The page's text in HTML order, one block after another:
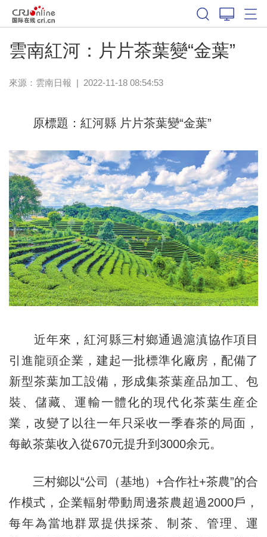
雲南紅河：片片茶葉變“金葉”
來源： 雲南日報 | 2022-11-18 08:54:53
原標題：紅河縣 片片茶葉變“金葉”
近年來，紅河縣三村鄉通過滬滇協作項目
引進龍頭企業，建起一批標準化廠房，配備了
新型茶葉加工設備，形成集茶葉産品加工、包
裝、儲藏、運輸一體化的現代化茶葉生産企
業，改變了以往一年只采收一季春茶的局面，
每畝茶葉收入從670元提升到3000余元。
三村鄉以“公司（基地）+合作社+茶農”的合
作模式，企業輻射帶動周邊茶農超過2000戶，
每年為當地群眾提供採茶、制茶、管理、運